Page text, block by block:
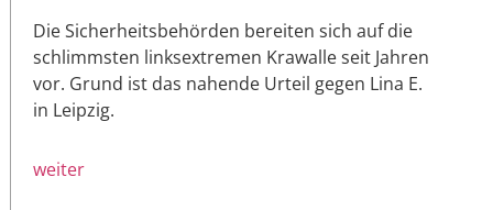
Die Sicherheitsbehörden bereiten sich auf die
schlimmsten linksextremen Krawalle seit Jahren
vor. Grund ist das nahende Urteil gegen Lina E.
in Leipzig.
weiter